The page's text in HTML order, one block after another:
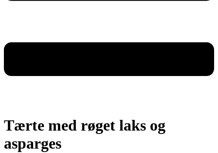
Tærte med røget laks og
asparges